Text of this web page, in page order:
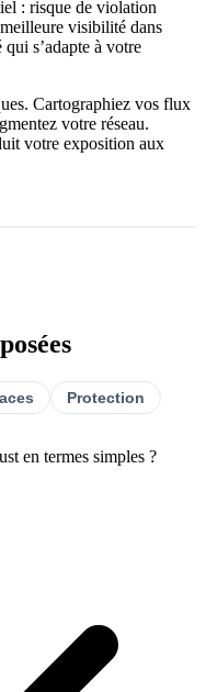
: risque de violation
visibilité dans
s’adapte à votre
Cartographiez vos flux
votre réseau.
votre exposition aux
Protection
en termes simples ?